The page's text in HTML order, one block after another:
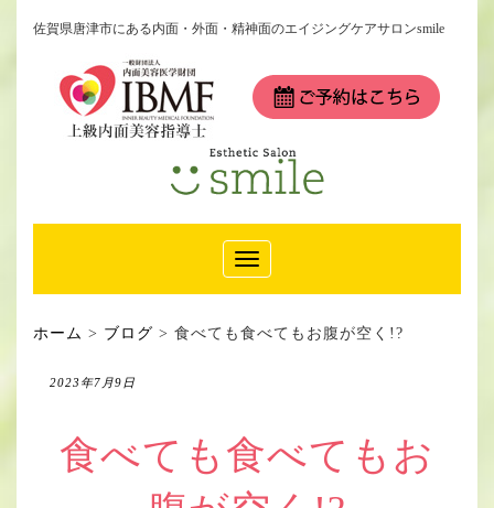
佐賀県唐津市にある内面・外面・精神面のエイジングケアサロンsmile
Toggle
Navigation
ホーム > ブログ > 食べても食べてもお腹が空く!?
2023年7月9日
食べても食べてもお